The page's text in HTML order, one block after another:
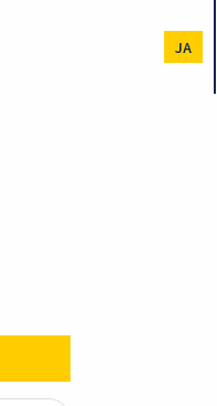
JA